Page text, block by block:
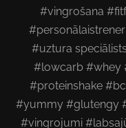
#vingrošana
#uztura
#lowcarb #whey
#proteinshake
#yummy #glutengy
#vingrojumi